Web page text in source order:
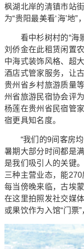
枫湖北岸的清镇市站
为“贵阳最美看‘海’地”
看中杉树村的“海景
刘侨金在此租赁闲置
中海式装饰风格、超
酒店式管家服务，让
贵州省乡村旅游质量
州省旅游民宿协会评
杨莲在贵州省民宿管
宿更具知名度。
“我们的9间客房均
暑期大部分时间都是
是我们吸引人的关键
三种主营业态，能270
每当傍晚来临，古埃
在这里拍照发社交媒
或果饮作为入馆“门票